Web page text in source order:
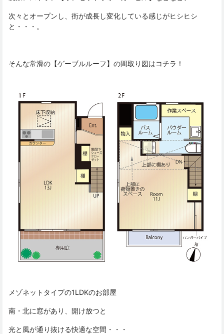
次々とオープンし、街が成長し変化している感じがヒシヒシ
と・・・。
そんな常滑の【ゲーブルルーフ】の間取り図はコチラ！
メゾネットタイプの1LDKのお部屋
南・北に窓があり、開け放つと
光と風が通り抜ける快適な空間・・・